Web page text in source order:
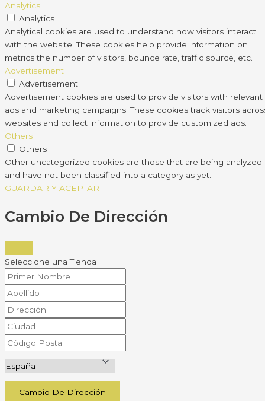
Analytics
Analytics
Analytical cookies are used to understand how visitors interact
with the website. These cookies help provide information on
metrics the number of visitors, bounce rate, traffic source, etc.
Advertisement
Advertisement
Advertisement cookies are used to provide visitors with relevant
ads and marketing campaigns. These cookies track visitors
websites and collect information to provide customized ads.
Others
Others
Other uncategorized cookies are those that are being analyzed
and have not been classified into a category as yet.
GUARDAR Y ACEPTAR
Cambio De Dirección
Seleccione una Tienda
Cambio De Dirección